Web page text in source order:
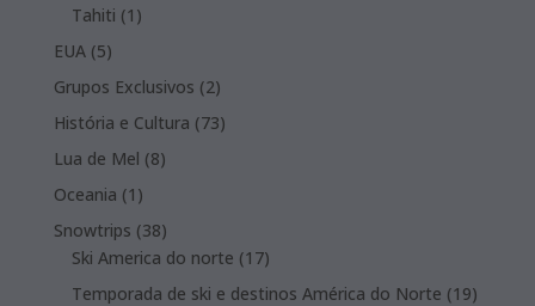
Tahiti 1 1
EUA 55
products
Grupos Exclusivos 22
products
História e Cultura 7373
Lua de Mel 88
Oceania 1 1
product
Snowtrips 3838
products
Ski America do norte 1717
products
Temporada de ski e destinos América do Norte 1919